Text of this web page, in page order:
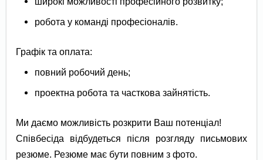
робота у команді професіоналів.
Графік та оплата:
повний робочий день;
проектна робота та часткова зайнятість.
Ми даємо можливість розкрити Ваш потенціал!
Співбесіда відбудеться після розгляду письмових
резюме. Резюме має бути повним з фото.